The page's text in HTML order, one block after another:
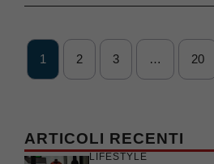
1 2 3 … 20
ARTICOLI RECENTI
LIFESTYLE